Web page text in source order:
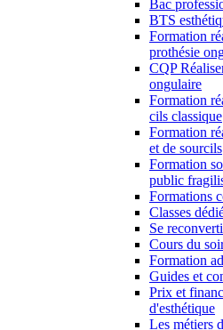
Bac
BTS
Formation
prothésie
CQP
ongulaire
Formation
cils classique
Formation
et de sourcils
Formation
public
Formations
Classes
Se
Cours du
Formation
Guides et
Prix et
d'esthétique
Les métiers